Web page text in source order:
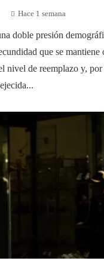
Hace 1 semana
doble presión
que se mantiene
nivel de reemplazo y,